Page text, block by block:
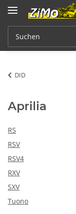
DID
Aprilia
RS
RSV
RSV4
RXV
SXV
Tuono